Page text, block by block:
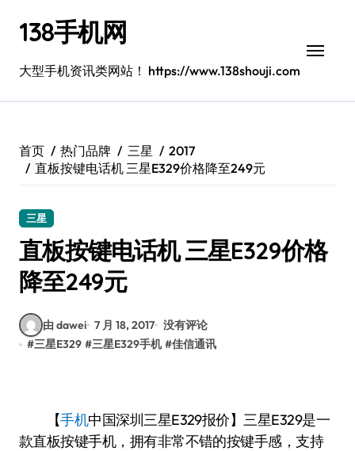
138手机网
大型手机资讯类网站！ https://www.138shouji.com
首页 热门品牌 三星
2017
直板按键电话机 三星E329价格降至249元
三星
直板按键电话机 三星E329价格
降至249元
由 dawei 7 月 18, 2017 没有评论
#三星E329 #三星E329手机 #佳信通讯
【手机中国深圳三星E329报价】三星E329是一
款直板按键手机，拥有非常不错的按键手感，支持